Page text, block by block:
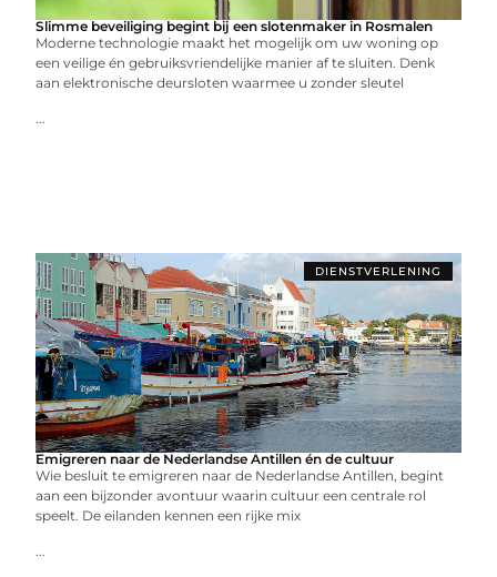
Slimme beveiliging begint bij een slotenmaker in Rosmalen
Moderne technologie maakt het mogelijk om uw woning op
een veilige én gebruiksvriendelijke manier af te sluiten. Denk
aan elektronische deursloten waarmee u zonder sleutel
...
DIENSTVERLENING
Emigreren naar de Nederlandse Antillen én de cultuur
Wie besluit te emigreren naar de Nederlandse Antillen, begint
aan een bijzonder avontuur waarin cultuur een centrale rol
speelt. De eilanden kennen een rijke mix
...